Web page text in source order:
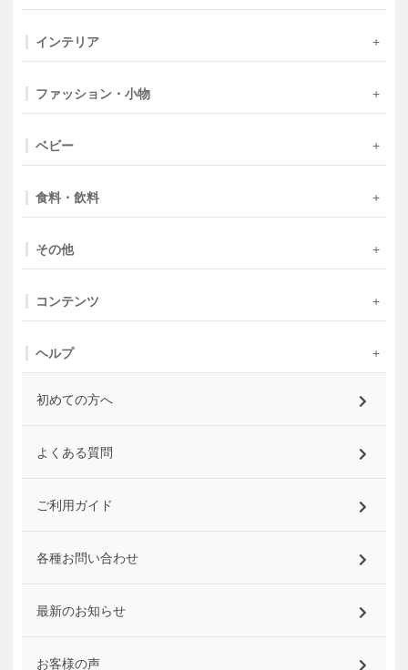
インテリア
ファッション・小物
ベビー
食料・飲料
その他
コンテンツ
ヘルプ
初めての方へ
よくある質問
ご利用ガイド
各種お問い合わせ
最新のお知らせ
お客様の声